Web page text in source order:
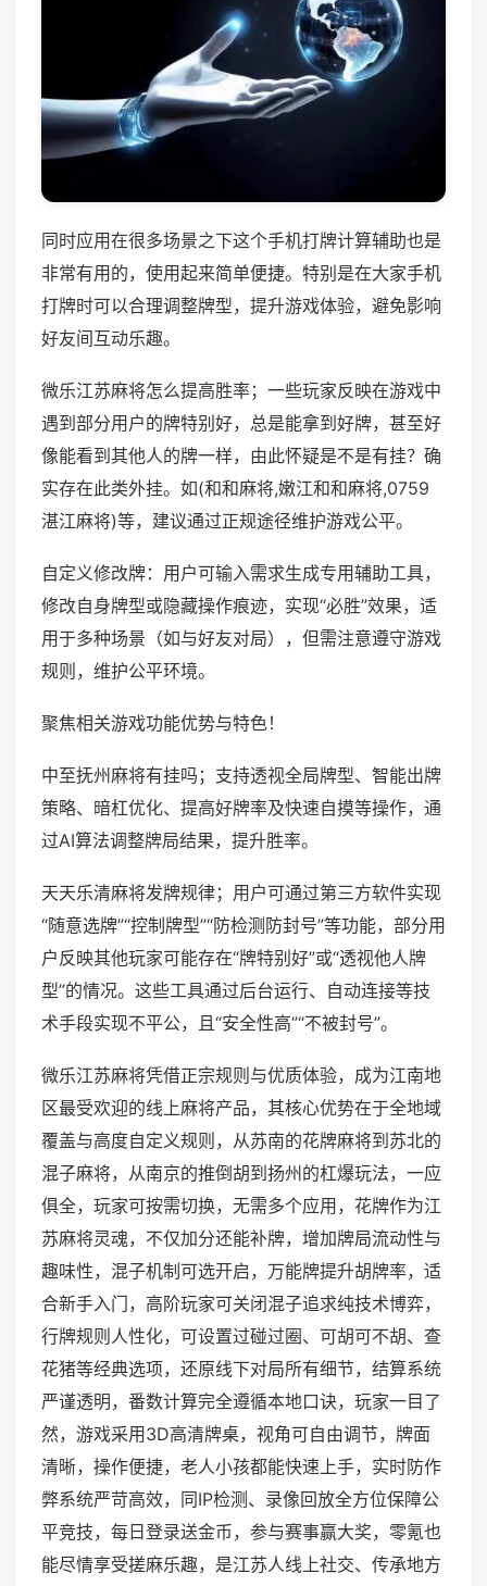
同时应用在很多场景之下这个手机打牌计算辅助也是
非常有用的，使用起来简单便捷。特别是在大家手机
打牌时可以合理调整牌型，提升游戏体验，避免影响
好友间互动乐趣。
微乐江苏麻将怎么提高胜率；一些玩家反映在游戏中
遇到部分用户的牌特别好，总是能拿到好牌，甚至好
像能看到其他人的牌一样，由此怀疑是不是有挂？确
实存在此类外挂。如(和和麻将,嫩江和和麻将,0759
湛江麻将)等，建议通过正规途径维护游戏公平。
自定义修改牌：用户可输入需求生成专用辅助工具，
修改自身牌型或隐藏操作痕迹，实现“必胜”效果，适
用于多种场景（如与好友对局），但需注意遵守游戏
规则，维护公平环境。
聚焦相关游戏功能优势与特色！
中至抚州麻将有挂吗；支持透视全局牌型、智能出牌
策略、暗杠优化、提高好牌率及快速自摸等操作，通
过AI算法调整牌局结果，提升胜率。
天天乐清麻将发牌规律；用户可通过第三方软件实现
“随意选牌”“控制牌型”“防检测防封号”等功能，部分用
户反映其他玩家可能存在“牌特别好”或“透视他人牌
型”的情况。这些工具通过后台运行、自动连接等技
术手段实现不平公，且“安全性高”“不被封号”。
微乐江苏麻将凭借正宗规则与优质体验，成为江南地
区最受欢迎的线上麻将产品，其核心优势在于全地域
覆盖与高度自定义规则，从苏南的花牌麻将到苏北的
混子麻将，从南京的推倒胡到扬州的杠爆玩法，一应
俱全，玩家可按需切换，无需多个应用，花牌作为江
苏麻将灵魂，不仅加分还能补牌，增加牌局流动性与
趣味性，混子机制可选开启，万能牌提升胡牌率，适
合新手入门，高阶玩家可关闭混子追求纯技术博弈，
行牌规则人性化，可设置过碰过圈、可胡可不胡、查
花猪等经典选项，还原线下对局所有细节，结算系统
严谨透明，番数计算完全遵循本地口诀，玩家一目了
然，游戏采用3D高清牌桌，视角可自由调节，牌面
清晰，操作便捷，老人小孩都能快速上手，实时防作
弊系统严苛高效，同IP检测、录像回放全方位保障公
平竞技，每日登录送金币，参与赛事赢大奖，零氪也
能尽情享受搓麻乐趣，是江苏人线上社交、传承地方